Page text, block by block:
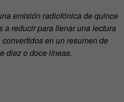
emisión radiofónica de quince
a reducir para llenar una lectura
en un resumen de
diez o doce líneas.